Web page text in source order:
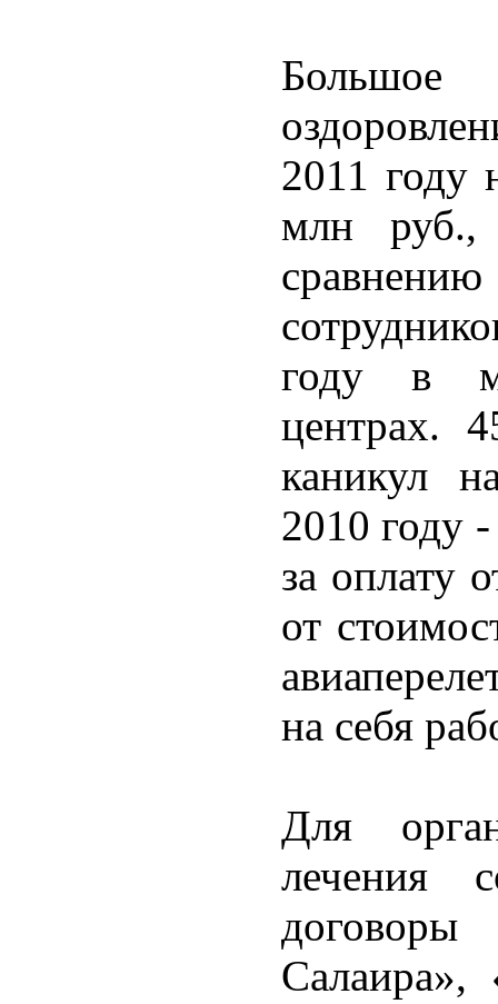
2011 году
млн
году в
центрах.
каникул
2010 году
за оплату
от
на себя
Для
лечения
Салаира»,